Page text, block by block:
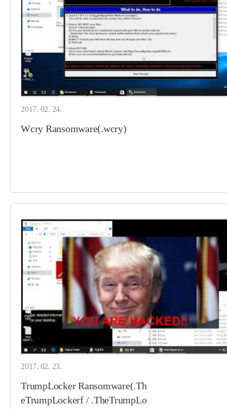
2017. 02. 24.
Wcry Ransomware(.wcry)
2017. 02. 23.
TrumpLocker Ransomware(.Th
eTrumpLockerf / .TheTrumpLo